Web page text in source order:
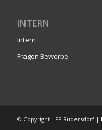
INTERN
Intern
Fragen Bewerbe
© Copyright - FF-Rudersdorf |